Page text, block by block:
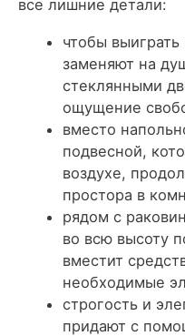
все лишние детали:
чтобы
заменяют на
стеклянными
ощущение
вместо
подвесной,
воздухе,
простора в
рядом с
во всю высоту
вместит
необходимые
строгость и
придают с